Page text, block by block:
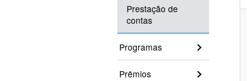
Prestação de
contas
Programas
Prêmios